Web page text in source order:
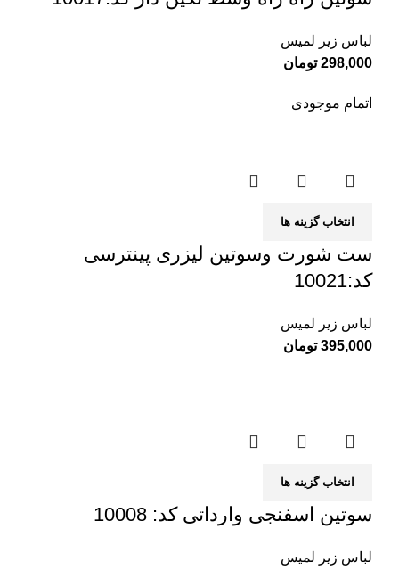
لباس زیر لمیس
298,000 تومان
اتمام موجودی
انتخاب گزینه ها
ست شورت وسوتین لیزری پینترسی
کد:10021
لباس زیر لمیس
395,000 تومان
انتخاب گزینه ها
سوتین اسفنجی وارداتی کد: 10008
لباس زیر لمیس